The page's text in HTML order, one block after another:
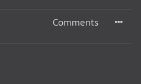
Comments